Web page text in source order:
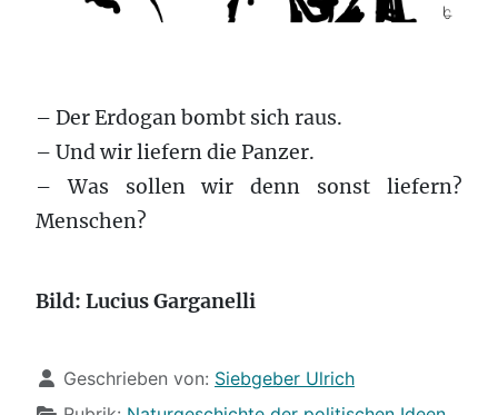
– Der Erdogan bombt sich raus.
– Und wir liefern die Panzer.
– Was sollen wir denn sonst liefern?
Menschen?
Bild: Lucius Garganelli
DetailsGeschrieben von: Siebgeber Ulrich